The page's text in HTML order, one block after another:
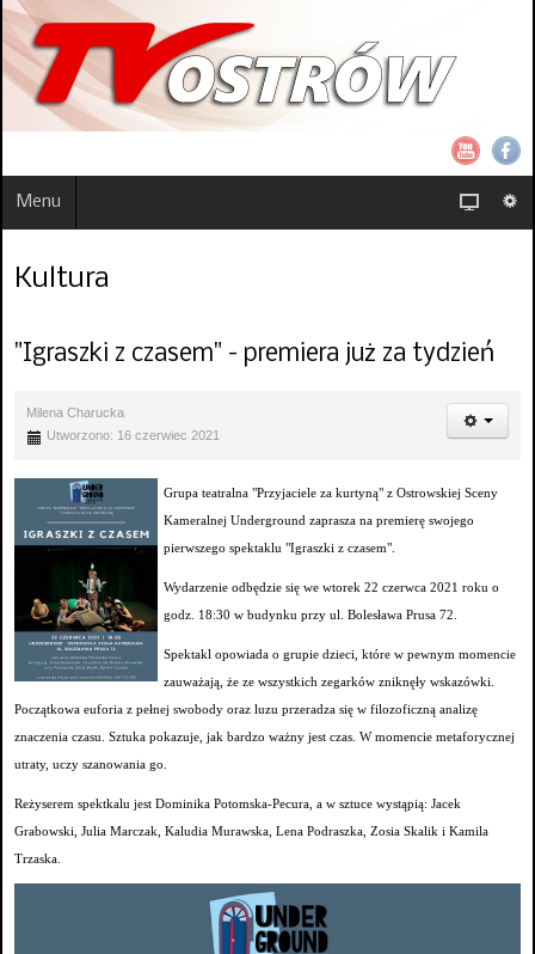
Menu
Kultura
"Igraszki z czasem" - premiera już za tydzień
Milena Charucka
Utworzono: 16 czerwiec 2021
Grupa teatralna "Przyjaciele za kurtyną" z Ostrowskiej Sceny
Kameralnej Underground zaprasza na premierę swojego
pierwszego spektaklu "Igraszki z czasem".
Wydarzenie odbędzie się we wtorek 22 czerwca 2021 roku o
godz. 18:30 w budynku przy ul. Bolesława Prusa 72.
Spektakl opowiada o grupie dzieci, które w pewnym momencie
zauważają, że ze wszystkich zegarków zniknęły wskazówki.
Początkowa euforia z pełnej swobody oraz luzu przeradza się w filozoficzną analizę
znaczenia czasu. Sztuka pokazuje, jak bardzo ważny jest czas. W momencie metaforycznej
utraty, uczy szanowania go.
Reżyserem spektkalu jest Dominika Potomska-Pecura, a w sztuce wystąpią: Jacek
Grabowski, Julia Marczak, Kaludia Murawska, Lena Podraszka, Zosia Skalik i Kamila
Trzaska.